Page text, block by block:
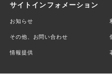
サイトインフォメーション
お知らせ
その他、お問い合わせ
情報提供